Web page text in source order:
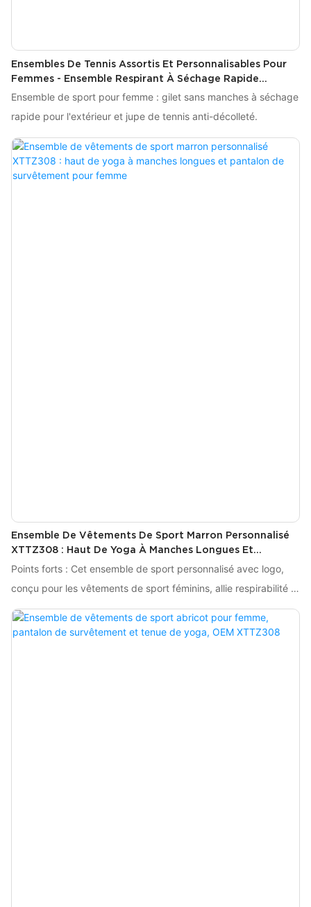
Ensembles De Tennis Assortis Et Personnalisables Pour
Femmes - Ensemble Respirant À Séchage Rapide
XTTZ8520
Ensemble de sport pour femme : gilet sans manches à séchage
rapide pour l'extérieur et jupe de tennis anti-décolleté.
Ensemble De Vêtements De Sport Marron Personnalisé
XTTZ308 : Haut De Yoga À Manches Longues Et
Pantalon De Survêtement Pour Femme
Points forts : Cet ensemble de sport personnalisé avec logo,
conçu pour les vêtements de sport féminins, allie respirabilité et
flexibilité grâce à un tissu en mélange de spandex et de coton.